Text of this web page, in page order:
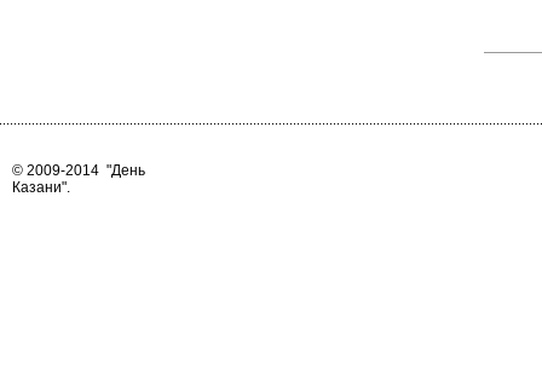
© 2009-2014 "День
Казани".